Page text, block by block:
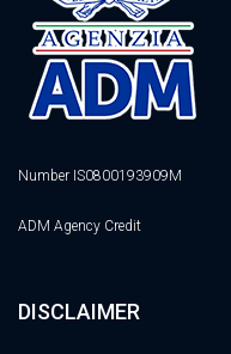
Number IS0800193909M
ADM Agency Credit
DISCLAIMER